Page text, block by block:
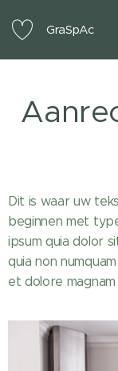
GraSpAc
Dit is waar uw
beginnen met
ipsum quia dolor
quia non
et dolore